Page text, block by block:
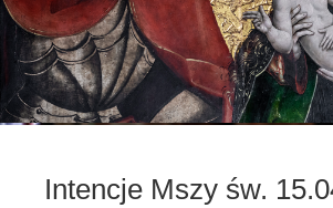
Intencje Mszy św.